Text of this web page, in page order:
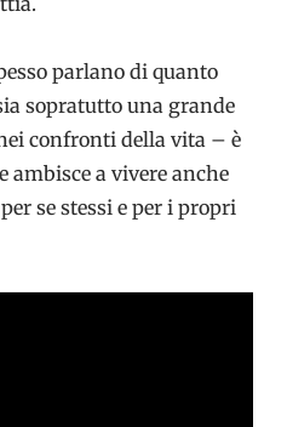
parlano di quanto
sopratutto una grande
confronti della vita – è
ambisce a vivere anche
se stessi e per i propri